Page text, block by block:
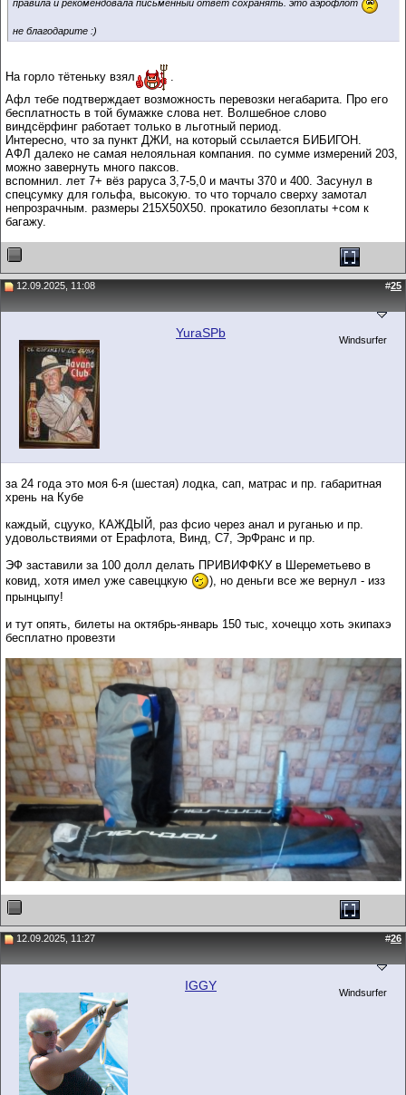
правила и рекомендовала письменный ответ сохранять. это аэрофлот
не благодарите :)
На горло тётеньку взял
Афл тебе подтверждает возможность перевозки негабарита. Про его
бесплатность в той бумажке слова нет. Волшебное слово
виндсёрфинг работает только в льготный период.
Интересно, что за пункт ДЖИ, на который ссылается БИБИГОН.
АФЛ далеко не самая нелояльная компания. по сумме измерений 203,
можно завернуть много паксов.
вспомнил. лет 7+ вёз раруса 3,7-5,0 и мачты 370 и 400. Засунул в
спецсумку для гольфа, высокую. то что торчало сверху замотал
непрозрачным. размеры 215Х50Х50. прокатило безоплаты +сом к
багажу.
12.09.2025, 11:08 #25
YuraSPb Windsurfer
за 24 года это моя 6-я (шестая) лодка, сап, матрас и пр. габаритная
хрень на Кубе
каждый, сцууко, КАЖДЫЙ, раз фсио через анал и руганью и пр.
удовольствиями от Ерафлота, Винд, С7, ЭрФранс и пр.
ЭФ заставили за 100 долл делать ПРИВИФФКУ в Шереметьево в
ковид, хотя имел уже савеццкую
), но деньги все же вернул - изз
прынцыпу!
и тут опять, билеты на октябрь-январь 150 тыс, хочеццо хоть экипахэ
бесплатно провезти
12.09.2025, 11:27 #26
IGGY Windsurfer